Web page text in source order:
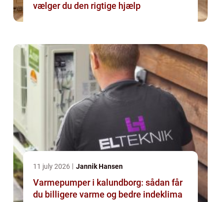
vælger du den rigtige hjælp
11 july 2026 Jannik Hansen
Varmepumper i kalundborg: sådan får
du billigere varme og bedre indeklima